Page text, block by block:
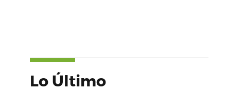
Lo Último